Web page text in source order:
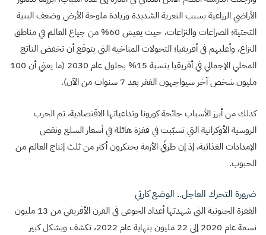
الأراضي الزراعية بسبب التعرية الشديدة وزيادة ملوحة الأرض وضعف البنية
التحتية؛ الصراعات والنزاعات، حيث يعيش 60% من جياع العالم في مناطق
النزاع، وأغلبهم في أفريقيا؛ التحولات المناخية التي يتوقع أن تخفض الناتج
المحلي الإجمالي في أفريقيا بنسبة 15% بحلول عام 2030 (ما يعني أن 100
مليون شخص آخر سيواجهون الفقر بعد 7 سنوات من الآن).
كذلك من أبرز الأسباب جائحة كورونا وتداعياتها الاقتصادية، ثم الحرب
الروسية الأوكرانية التي تسبّبت في قفزة هائلة في أسعار السلع ونقص
الإمدادات الغذائية، إذ إن طرفَي الأزمة يحتكرون أكثر من ثلث إنتاج العالم من
الحبوب.
ضرورة التحرك العاجل.. الوضع كارثي
القفزة الجنونية التي شهدتها أعداد الجوعى في القرن الأفريقي من 13 مليون
نسمة عام 2020 إلى 22 مليون بنهاية عام 2022، تكشف وبشكل كبير